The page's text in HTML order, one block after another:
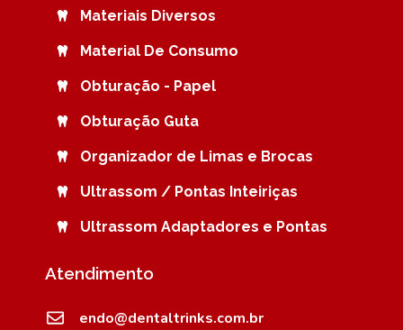
Materiais Diversos
Material De Consumo
Obturação - Papel
Obturação Guta
Organizador de Limas e Brocas
Ultrassom / Pontas Inteiriças
Ultrassom Adaptadores e Pontas
Atendimento
endo@dentaltrinks.com.br